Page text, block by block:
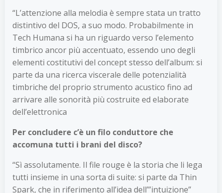
“L’attenzione alla melodia è sempre stata un tratto
distintivo del DOS, a suo modo. Probabilmente in
Tech Humana si ha un riguardo verso l’elemento
timbrico ancor più accentuato, essendo uno degli
elementi costitutivi del concept stesso dell’album: si
parte da una ricerca viscerale delle potenzialità
timbriche del proprio strumento acustico fino ad
arrivare alle sonorità più costruite ed elaborate
dell’elettronica
Per concludere c’è un filo conduttore che
accomuna tutti i brani del disco?
“Sì assolutamente. Il file rouge è la storia che li lega
tutti insieme in una sorta di suite: si parte da Thin
Spark, che in riferimento all’idea dell’”intuizione”